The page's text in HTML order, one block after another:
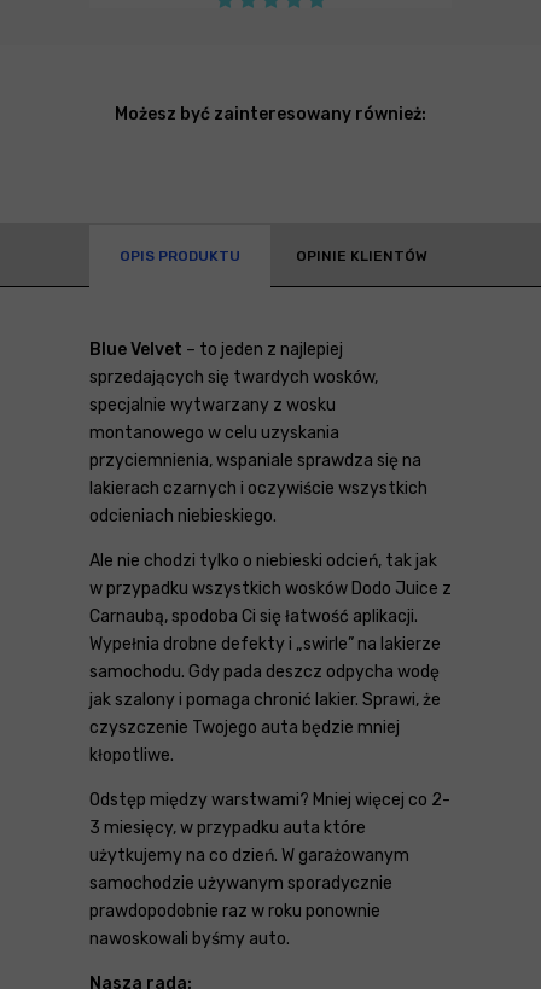
Możesz być zainteresowany również:
OPIS PRODUKTU OPINIE KLIENTÓW
Blue Velvet – to jeden z najlepiej
sprzedających się twardych wosków,
specjalnie wytwarzany z wosku
montanowego w celu uzyskania
przyciemnienia, wspaniale sprawdza się na
lakierach czarnych i oczywiście wszystkich
odcieniach niebieskiego.
Ale nie chodzi tylko o niebieski odcień, tak jak
w przypadku wszystkich wosków Dodo Juice z
Carnaubą, spodoba Ci się łatwość aplikacji.
Wypełnia drobne defekty i „swirle” na lakierze
samochodu.​​ Gdy pada deszcz odpycha wodę
jak szalony i pomaga chronić lakier. Sprawi, że
czyszczenie Twojego auta będzie mniej
kłopotliwe.
Odstęp między warstwami? Mniej więcej co 2-
3 miesięcy, w przypadku auta które
użytkujemy na co dzień. W garażowanym
samochodzie używanym sporadycznie
prawdopodobnie raz w roku ponownie
nawoskowali byśmy auto.
Nasza rada: